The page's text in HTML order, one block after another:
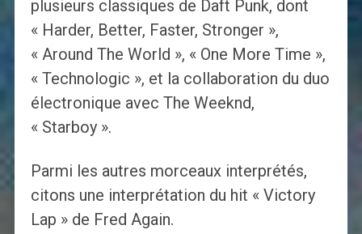
plusieurs classiques de Daft Punk, dont
« Harder, Better, Faster, Stronger »,
« Around The World », « One More Time »,
« Technologic », et la collaboration du duo
électronique avec The Weeknd,
« Starboy ».
Parmi les autres morceaux interprétés,
citons une interprétation du hit « Victory
Lap » de Fred Again.